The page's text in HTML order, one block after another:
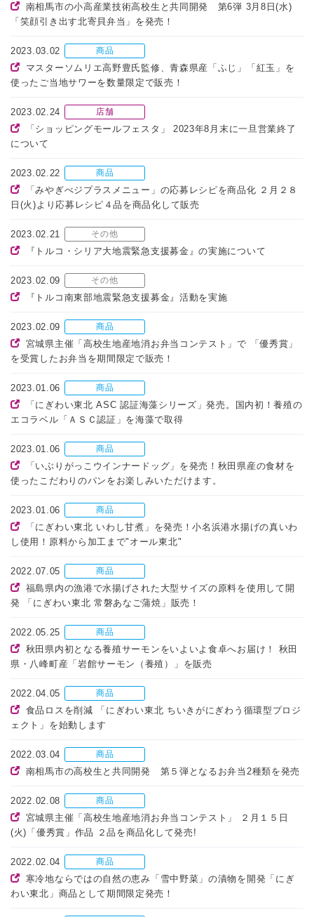
南相馬市の小高産業技術高校生と共同開発 第6弾 3月8日(水)
「笑顔引き出す北寄貝弁当」を発売！
2023.03.02 商品
マスターソムリエ高野豊氏監修、青森県産「ふじ」「紅玉」を
使ったご当地サワーを数量限定で販売！
2023.02.24 店舗
「ショッピングモールフェスタ」 2023年8月末に一旦営業終了
について
2023.02.22 商品
「みやぎべジプラスメニュー」の応募レシピを商品化 ２月２８
日(火)より応募レシピ４品を商品化して販売
2023.02.21 その他
『トルコ・シリア大地震緊急支援募金』の実施について
2023.02.09 その他
『トルコ南東部地震緊急支援募金』活動を実施
2023.02.09 商品
宮城県主催「高校生地産地消お弁当コンテスト」で 「優秀賞」
を受賞したお弁当を期間限定で販売！
2023.01.06 商品
「にぎわい東北 ASC 認証海藻シリーズ」発売。国内初！養殖の
エコラベル「ＡＳＣ認証」を海藻で取得
2023.01.06 商品
「いぶりがっこウインナードッグ」を発売！秋田県産の食材を
使ったこだわりのパンをお楽しみいただけます。
2023.01.06 商品
「にぎわい東北 いわし甘煮」を発売！小名浜港水揚げの真いわ
し使用！原料から加工まで"オール東北"
2022.07.05 商品
福島県内の漁港で水揚げされた大型サイズの原料を使用して開
発 「にぎわい東北 常磐あなご蒲焼」販売！
2022.05.25 商品
秋田県内初となる養殖サーモンをいよいよ食卓へお届け！ 秋田
県・八峰町産「岩館サーモン（養殖）」を販売
2022.04.05 商品
食品ロスを削減 「にぎわい東北 ちいきがにぎわう循環型プロジ
ェクト」を始動します
2022.03.04 商品
南相馬市の高校生と共同開発 第５弾となるお弁当2種類を発売
2022.02.08 商品
宮城県主催「高校生地産地消お弁当コンテスト」 ２月１５日
(火)「優秀賞」作品 ２品を商品化して発売!
2022.02.04 商品
寒冷地ならではの自然の恵み「雪中野菜」の漬物を開発「にぎ
わい東北」商品として期間限定発売！